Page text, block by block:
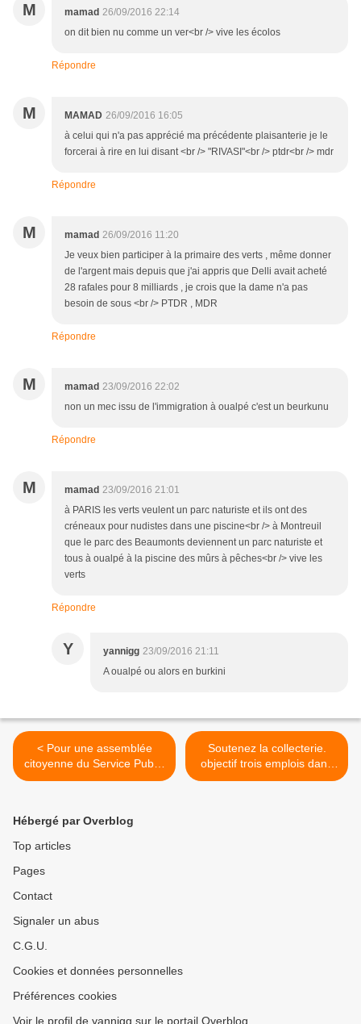
M mamad 26/09/2016 22:14
on dit bien nu comme un ver<br /> vive les écolos
Répondre
M MAMAD 26/09/2016 16:05
à celui qui n'a pas apprécié ma précédente plaisanterie je le
forcerai à rire en lui disant <br /> "RIVASI"<br /> ptdr<br /> mdr
Répondre
M mamad 26/09/2016 11:20
Je veux bien participer à la primaire des verts , même donner
de l'argent mais depuis que j'ai appris que Delli avait acheté
28 rafales pour 8 milliards , je crois que la dame n'a pas
besoin de sous <br /> PTDR , MDR
Répondre
M mamad 23/09/2016 22:02
non un mec issu de l'immigration à oualpé c'est un beurkunu
Répondre
M mamad 23/09/2016 21:01
à PARIS les verts veulent un parc naturiste et ils ont des
créneaux pour nudistes dans une piscine<br /> à Montreuil
que le parc des Beaumonts deviennent un parc naturiste et
tous à oualpé à la piscine des mûrs à pêches<br /> vive les
verts
Répondre
Y yannigg 23/09/2016 21:11
A oualpé ou alors en burkini
< Pour une assemblée
citoyenne du Service Public
Local
Soutenez la collecterie.
objectif trois emplois dans
l'ESS >
Hébergé par Overblog
Top articles
Pages
Contact
Signaler un abus
C.G.U.
Cookies et données personnelles
Préférences cookies
Voir le profil de yannigg sur le portail Overblog